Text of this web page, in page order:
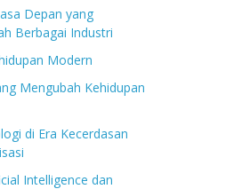
Depan yang
Berbagai Industri
Modern
Mengubah Kehidupan
di Era Kecerdasan
Intelligence dan